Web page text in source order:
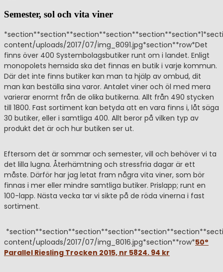
Semester, sol och vita viner
content/uploads/2017/07/img_8091.jpg*section**row*Det
finns över 400 Systembolagsbutiker runt om i landet. Enligt
monopolets hemsida ska det finnas en butik i varje kommun.
Där det inte finns butiker kan man ta hjälp av ombud, dit
man kan beställa sina varor. Antalet viner och öl med mera
varierar enormt från de olika butikerna. Allt från 490 stycken
till 1800. Fast sortiment kan betyda att en vara finns i, låt säga
30 butiker, eller i samtliga 400. Allt beror på vilken typ av
produkt det är och hur butiken ser ut.
Eftersom det är sommar och semester, vill och behöver vi ta
det lilla lugna. Återhämtning och stressfria dagar är ett
måste. Därför har jag letat fram några vita viner, som bör
finnas i mer eller mindre samtliga butiker. Prislapp; runt en
100-lapp. Nästa vecka tar vi sikte på de röda vinerna i fast
sortiment.
content/uploads/2017/07/img_8016.jpg*section**row*50°
Parallel Riesling Trocken 2015, nr 5824. 94 kr